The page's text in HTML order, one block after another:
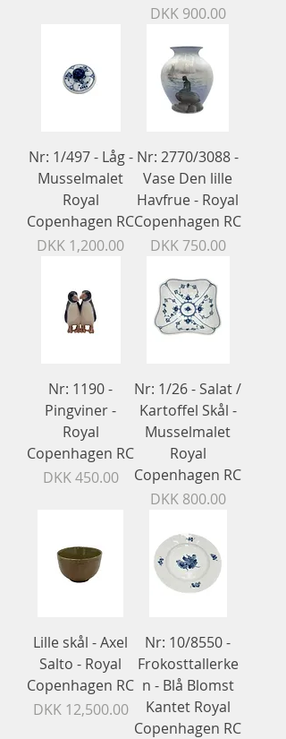
Price
DKK 900.00
Nr: 1/497 - Låg -
Musselmalet
Royal
Copenhagen RC
Price
DKK 1,200.00
Nr: 2770/3088 -
Vase Den lille
Havfrue - Royal
Copenhagen RC
Price
DKK 750.00
Nr: 1190 -
Pingviner -
Royal
Copenhagen RC
Price
DKK 450.00
Nr: 1/26 - Salat /
Kartoffel Skål​​​​​​​ -
Musselmalet
Royal
Copenhagen RC
Price
DKK 800.00
Lille skål - Axel
Salto - Royal
Copenhagen RC
Price
DKK 12,500.00
Nr: 10/8550 -
Frokosttallerke
n - Blå Blomst
Kantet Royal
Copenhagen RC